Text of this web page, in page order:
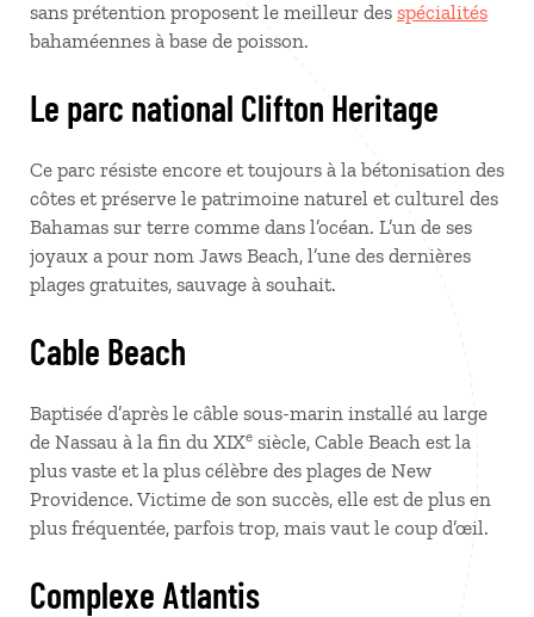
sans prétention proposent le meilleur des spécialités
bahaméennes à base de poisson.
Le parc national Clifton Heritage
Ce parc résiste encore et toujours à la bétonisation des
côtes et préserve le patrimoine naturel et culturel des
Bahamas sur terre comme dans l’océan. L’un de ses
joyaux a pour nom Jaws Beach, l’une des dernières
plages gratuites, sauvage à souhait.
Cable Beach
Baptisée d’après le câble sous-marin installé au large
de Nassau à la fin du XIXe siècle, Cable Beach est la
plus vaste et la plus célèbre des plages de New
Providence. Victime de son succès, elle est de plus en
plus fréquentée, parfois trop, mais vaut le coup d’œil.
Complexe Atlantis